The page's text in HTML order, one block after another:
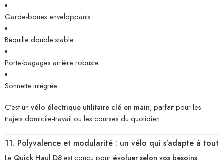
Garde-boues enveloppants.
Béquille double stable.
Porte-bagages arrière robuste.
Sonnette intégrée.
C’est un vélo électrique utilitaire clé en main, parfait pour les
trajets domicile-travail ou les courses du quotidien.
11. Polyvalence et modularité : un vélo qui s’adapte à tout
Le Quick Haul D8est conçu pour évoluer selon vos besoins.